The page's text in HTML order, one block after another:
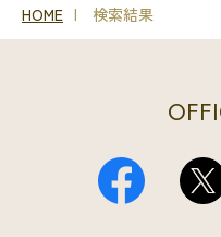
HOME 検索結果